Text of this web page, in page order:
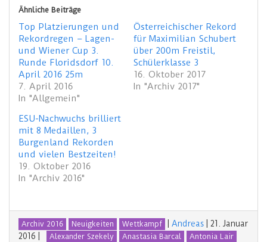
Ähnliche Beiträge
Top Platzierungen und
Rekordregen – Lagen-
und Wiener Cup 3.
Runde Floridsdorf 10.
April 2016 25m
7. April 2016
In "Allgemein"
Österreichischer Rekord
für Maximilian Schubert
über 200m Freistil,
Schülerklasse 3
16. Oktober 2017
In "Archiv 2017"
ESU-Nachwuchs brilliert
mit 8 Medaillen, 3
Burgenland Rekorden
und vielen Bestzeiten!
19. Oktober 2016
In "Archiv 2016"
Archiv 2016 Neuigkeiten Wettkampf Andreas
21. Januar
2016
Alexander Szekely Anastasia Barcal
Antonia Lair